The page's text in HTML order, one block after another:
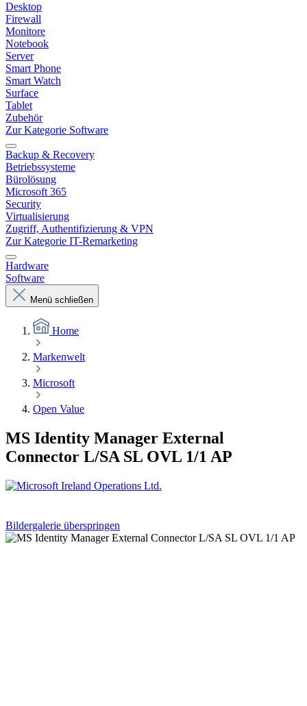
Desktop
Firewall
Monitore
Notebook
Server
Smart Phone
Smart Watch
Surface
Tablet
Zubehör
Zur Kategorie Software
Backup & Recovery
Betriebssysteme
Bürolösung
Microsoft 365
Security
Virtualisierung
Zugriff, Authentifizierung & VPN
Zur Kategorie IT-Remarketing
Hardware
Software
Menü schließen
Home
Markenwelt
Microsoft
Open Value
MS Identity Manager External
Connector L/SA SL OVL 1/1 AP
Bildergalerie überspringen